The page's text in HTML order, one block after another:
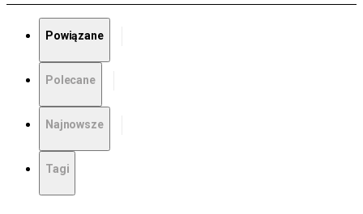
Powiązane
Polecane
Najnowsze
Tagi